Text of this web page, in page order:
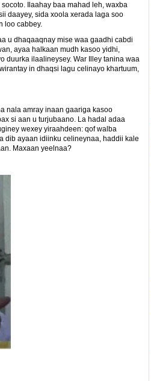
Ilaahay baa mahad leh, waxba
daayey, sida xoola xerada laga soo
loo cabbey.
u dhaqaaqnay mise waa gaadhi cabdi
ayaa halkaan mudh kasoo yidhi,
duurka ilaalineysey. War Illey tanina waa
in dhaqsi lagu celinayo khartuum,
nala amray inaan gaariga kasoo
si aan u turjubaano. La hadal adaa
wexey yiraahdeen: qof walba
dib ayaan idiinku celineynaa, haddii kale
Maxaan yeelnaa?